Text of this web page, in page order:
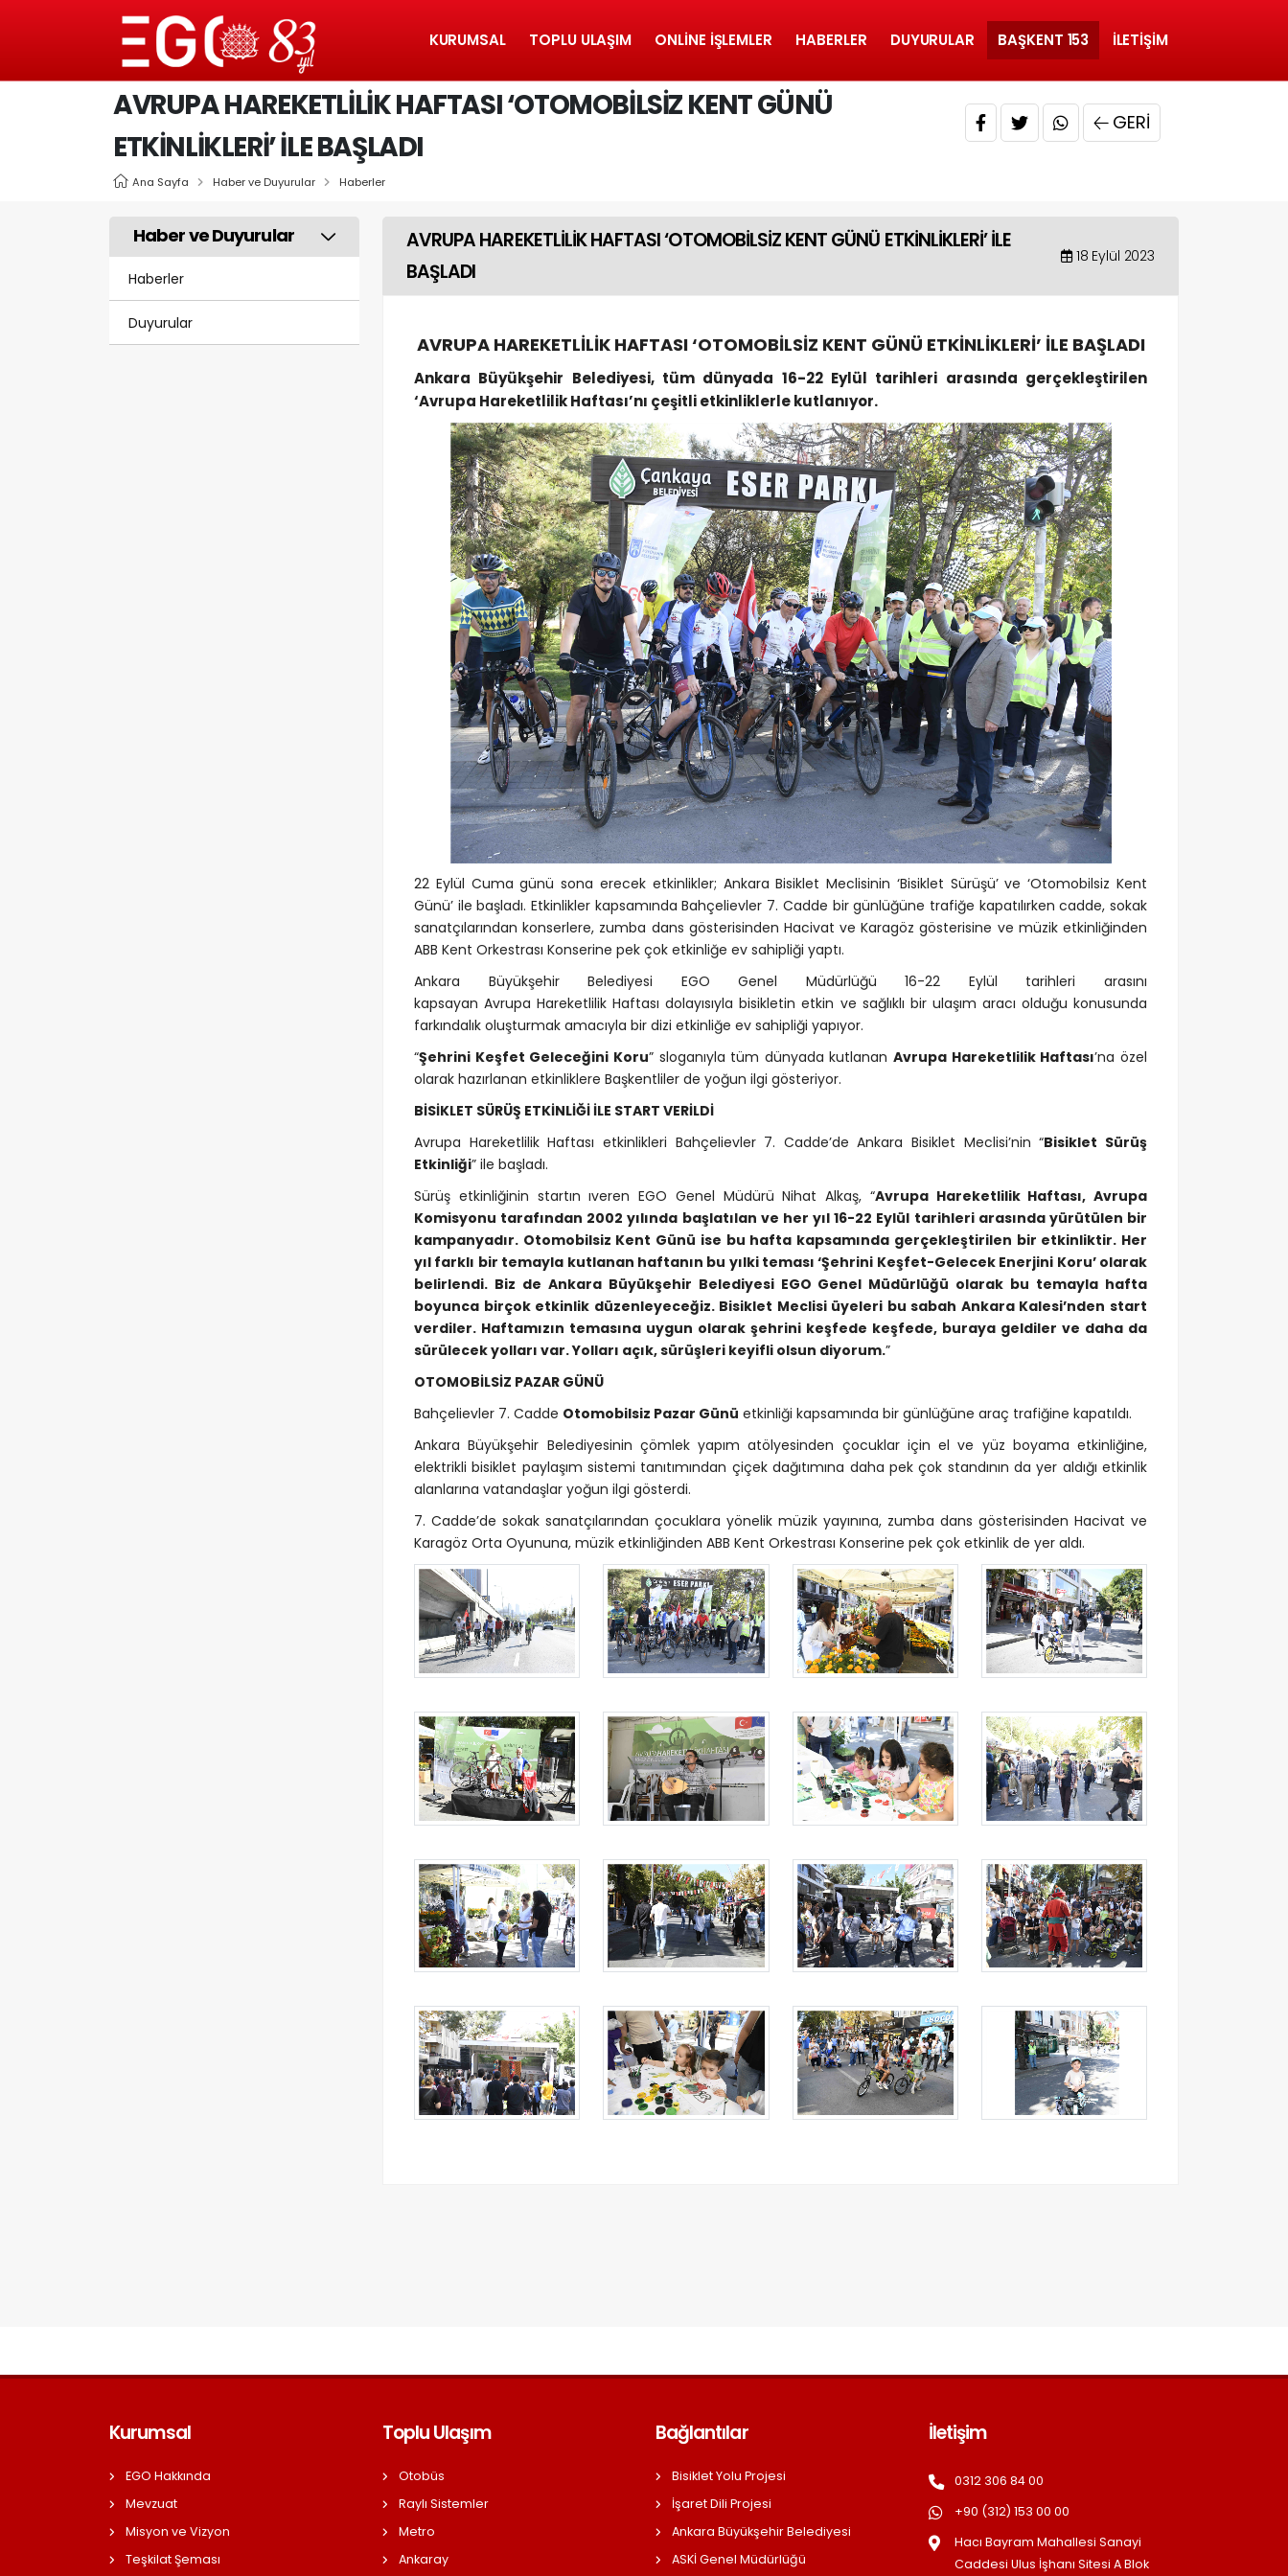
KURUMSAL TOPLU ULAŞIM ONLINE İŞLEMLER HABERLER DUYURULAR BAŞKENT 153 İLETIŞIM
AVRUPA HAREKETLİLİK HAFTASI ‘OTOMOBİLSİZ KENT GÜNÜ
ETKİNLİKLERİ’ İLE BAŞLADI
Ana Sayfa Haber ve Duyurular Haberler
GERI
Haber ve Duyurular
Haberler
Duyurular
AVRUPA HAREKETLİLİK HAFTASI ‘OTOMOBİLSİZ KENT GÜNÜ ETKİNLİKLERİ’ İLE
BAŞLADI
18 Eylül 2023
AVRUPA HAREKETLİLİK HAFTASI ‘OTOMOBİLSİZ KENT GÜNÜ ETKİNLİKLERİ’ İLE BAŞLADI
Ankara Büyükşehir Belediyesi, tüm dünyada 16-22 Eylül tarihleri arasında gerçekleştirilen
‘Avrupa Hareketlilik Haftası’nı çeşitli etkinliklerle kutlanıyor.
22 Eylül Cuma günü sona erecek etkinlikler; Ankara Bisiklet Meclisinin ‘Bisiklet Sürüşü’ ve ‘Otomobilsiz Kent
Günü’ ile başladı. Etkinlikler kapsamında Bahçelievler 7. Cadde bir günlüğüne trafiğe kapatılırken cadde, sokak
sanatçılarından konserlere, zumba dans gösterisinden Hacivat ve Karagöz gösterisine ve müzik etkinliğinden
ABB Kent Orkestrası Konserine pek çok etkinliğe ev sahipliği yaptı.
Ankara Büyükşehir Belediyesi EGO Genel Müdürlüğü 16-22 Eylül tarihleri arasını
kapsayan Avrupa Hareketlilik Haftası dolayısıyla bisikletin etkin ve sağlıklı bir ulaşım aracı olduğu konusunda
farkındalık oluşturmak amacıyla bir dizi etkinliğe ev sahipliği yapıyor.
“Şehrini Keşfet Geleceğini Koru” sloganıyla tüm dünyada kutlananAvrupa Hareketlilik Haftası’na özel
olarak hazırlanan etkinliklere Başkentliler de yoğun ilgi gösteriyor.
BİSİKLET SÜRÜŞ ETKİNLİĞİ İLE START VERİLDİ
Avrupa Hareketlilik Haftası etkinlikleri Bahçelievler 7. Cadde’de Ankara Bisiklet Meclisi’nin “Bisiklet Sürüş
Etkinliği” ile başladı.
Sürüş etkinliğinin startın ıveren EGO Genel Müdürü Nihat Alkaş, “Avrupa Hareketlilik Haftası, Avrupa
Komisyonu tarafından 2002 yılında başlatılan ve her yıl 16-22 Eylül tarihleri arasında yürütülen bir
kampanyadır. Otomobilsiz Kent Günü ise bu hafta kapsamında gerçekleştirilen bir etkinliktir. Her
yıl farklı bir temayla kutlanan haftanın bu yılki teması ‘Şehrini Keşfet-Gelecek Enerjini Koru’ olarak
belirlendi. Biz de Ankara Büyükşehir Belediyesi EGO Genel Müdürlüğü olarak bu temayla hafta
boyunca birçok etkinlik düzenleyeceğiz. Bisiklet Meclisi üyeleri bu sabah Ankara Kalesi’nden start
verdiler. Haftamızın temasına uygun olarak şehrini keşfede keşfede, buraya geldiler ve daha da
sürülecek yolları var. Yolları açık, sürüşleri keyifli olsun diyorum.”
OTOMOBİLSİZ PAZAR GÜNÜ
Bahçelievler 7. Cadde Otomobilsiz Pazar Günü etkinliği kapsamında bir günlüğüne araç trafiğine kapatıldı.
Ankara Büyükşehir Belediyesinin çömlek yapım atölyesinden çocuklar için el ve yüz boyama etkinliğine,
elektrikli bisiklet paylaşım sistemi tanıtımından çiçek dağıtımına daha pek çok standının da yer aldığı etkinlik
alanlarına vatandaşlar yoğun ilgi gösterdi.
7. Cadde’de sokak sanatçılarından çocuklara yönelik müzik yayınına, zumba dans gösterisinden Hacivat ve
Karagöz Orta Oyununa, müzik etkinliğinden ABB Kent Orkestrası Konserine pek çok etkinlik de yer aldı.
Kurumsal
EGO Hakkında
Mevzuat
Misyon ve Vizyon
Teşkilat Şeması
Toplu Ulaşım
Otobüs
Raylı Sistemler
Metro
Ankaray
Bağlantılar
Bisiklet Yolu Projesi
İşaret Dili Projesi
Ankara Büyükşehir Belediyesi
ASKİ Genel Müdürlüğü
İletişim
0312 306 84 00
+90 (312) 153 00 00
Hacı Bayram Mahallesi Sanayi
Caddesi Ulus İşhanı Sitesi A Blok